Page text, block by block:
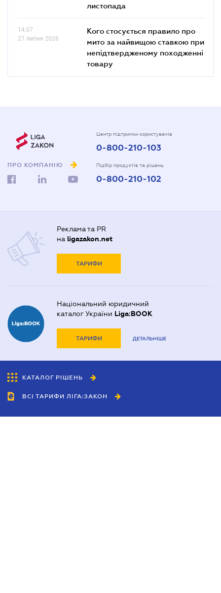
листопада
14.07
27 липня 2026
Кого стосується правило про
мито за найвищою ставкою при
непідтвердженому походженні
товару
ПРО КОМПАНІЮ
Центр підтримки користувачів
0-800-210-103
Підбір продуктів та рішень
0-800-210-102
Реклама та PR
на ligazakon.net
ТАРИФИ
Національний юридичний
каталог України Liga:BOOK
ТАРИФИ ДЕТАЛЬНІШЕ
КАТАЛОГ РІШЕНЬ
ВСІ ТАРИФИ ЛІГА:ЗАКОН